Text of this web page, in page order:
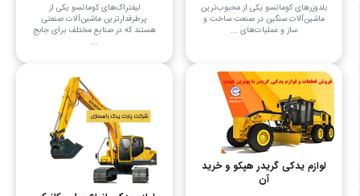
بلدوزرهای کوماتسو یکی از محبوب‌ترین
ماشین‌آلات سنگین در صنعت ساخت و
ساز و عملیات‌های ...
لیفتراک‌های کوماتسو یکی از
پرطرفدارترین ماشین‌آلات صنعتی
هستند که در صنایع مختلف برای جابج
...
لوازم یدکی گریدر هپکو و خرید
آن